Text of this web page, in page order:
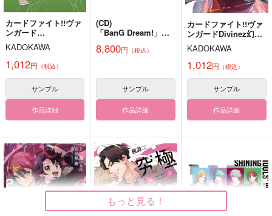
Cライフ！
きんつば
440 円
先導アイチ
てめーが知らねーオレ
のこと
麦の小路
共同生活における食と
生活の幸福に関する考
察
どうにかなれ
1,572円 （税込）
カート カート
More than Blue.
円（税込）
カードファイト!!ヴァ
ンガード
YouthQuake 8
KADOKAWA
1,012円 （税込）
サンプル
作品詳細
(CD)
「BanG Dream!」
ァンガー
グテー
マ Drive Your Heart(
Blu-ray付生産限定
盤)/Poppin'Party
8,800円 （税込）
サンプル
作品詳細
カードファイト!!ヴァ
ンガードDivinez幻真
覚醒編 1
KADOKAWA
1,012円 （税込）
サンプル
作品詳細
もっと見る！